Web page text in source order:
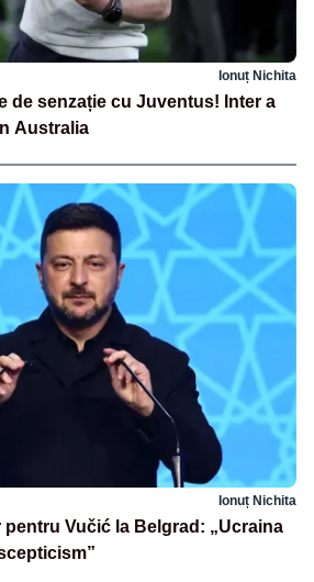
Ionuț Nichita
de senzație cu Juventus! Inter a
Australia
Ionuț Nichita
Vučić la Belgrad: „Ucraina